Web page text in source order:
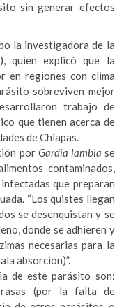
sin generar efectos
la investigadora de la
quien explicó que la
en regiones con clima
sobreviven mejor
trabajo de
que tienen acerca de
de Chiapas.
porGardia lambia se
contaminados,
que preparan
“Los quistes llegan
se desenquistan y se
donde se adhieren y
necesarias para la
absorción)”.
de este parásito son:
(por la falta de